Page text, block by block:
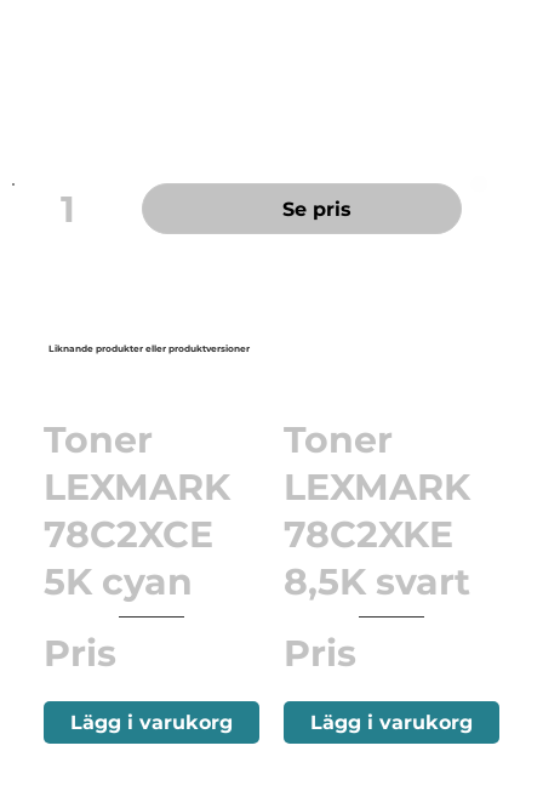
1 Se pris
Liknande produkter eller produktversioner
Toner
LEXMARK
78C2XCE
5K cyan
Pris
Lägg i varukorg
Toner
LEXMARK
78C2XKE
8,5K svart
Pris
Lägg i varukorg